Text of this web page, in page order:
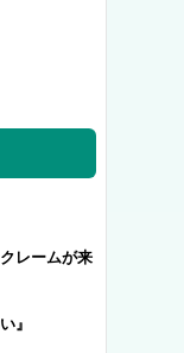
レームが来
』